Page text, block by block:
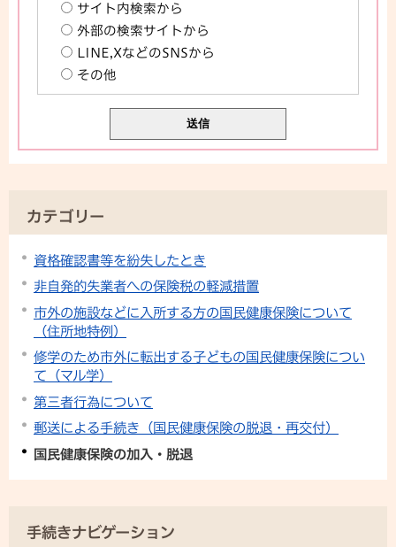
サイト内検索から
外部の検索サイトから
LINE,XなどのSNSから
その他
カテゴリー
資格確認書等を紛失したとき
非自発的失業者への保険税の軽減措置
市外の施設などに入所する方の国民健康保険について
（住所地特例）
修学のため市外に転出する子どもの国民健康保険につい
て（マル学）
第三者行為について
郵送による手続き（国民健康保険の脱退・再交付）
国民健康保険の加入・脱退
手続きナビゲーション